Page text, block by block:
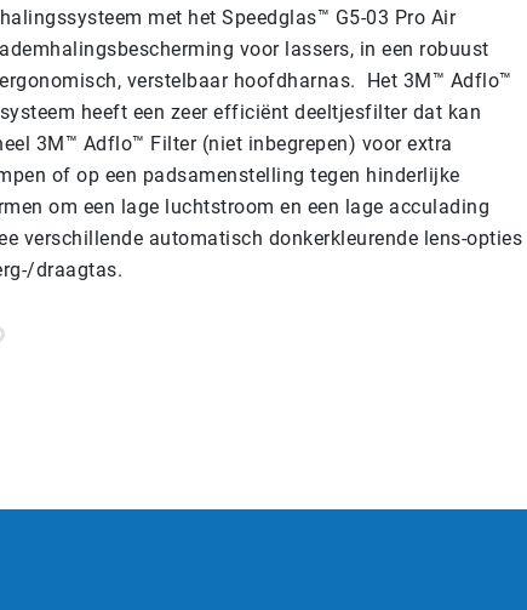
met het Speedglas™ G5-03 Pro Air
voor lassers, in een robuust
verstelbaar hoofdharnas. Het 3M™ Adflo™
heeft een zeer efficiënt deeltjesfilter dat kan
3M™ Adflo™ Filter (niet inbegrepen) voor extra
of op een padsamenstelling tegen hinderlijke
om een lage luchtstroom en een lage acculading
verschillende automatisch donkerkleurende lens-opties
draagtas.